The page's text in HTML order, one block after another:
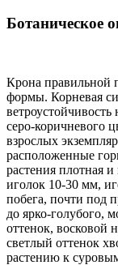
Ботаническое
Крона правильной
формы. Корневая
серо-коричневого
взрослых
расположенные
растения плотная
иголок 10-30 мм,
побега, почти под
до ярко-голубого,
оттенок, восковой
светлый оттенок
растению к